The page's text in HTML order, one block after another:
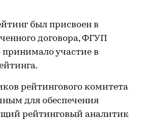
был присвоен в
договора, ФГУП
участие в
рейтингового комитета
для обеспечения
рейтинговый аналитик